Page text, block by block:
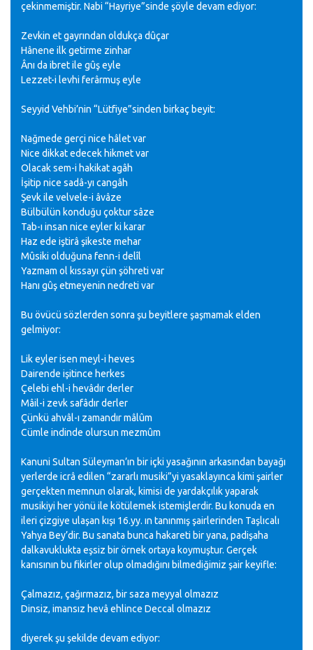
çekinmemiştir. Nabi “Hayriye”sinde şöyle devam ediyor:
Zevkin et gayrından oldukça dûçar
Hânene ilk getirme zinhar
Ânı da ibret ile gûş eyle
Lezzet-i levhi ferârmuş eyle
Seyyid Vehbi’nin “Lütfiye”sinden birkaç beyit:
Nağmede gerçi nice hâlet var
Nice dikkat edecek hikmet var
Olacak sem-i hakikat agâh
İşitip nice sadâ-yı cangâh
Şevk ile velvele-i âvâze
Bülbülün konduğu çoktur sâze
Tab-ı insan nice eyler ki karar
Haz ede iştirâ şikeste mehar
Mûsiki olduğuna fenn-i delîl
Yazmam ol kıssayı çün şöhreti var
Hanı gûş etmeyenin nedreti var
Bu övücü sözlerden sonra şu beyitlere şaşmamak elden
gelmiyor:
Lik eyler isen meyl-i heves
Dairende işitince herkes
Çelebi ehl-i hevâdır derler
Mâil-i zevk safâdır derler
Çünkü ahvâl-ı zamandır mâlûm
Cümle indinde olursun mezmûm
Kanuni Sultan Süleyman’ın bir içki yasağının arkasından bayağı
yerlerde icrâ edilen “zararlı musiki”yi yasaklayınca kimi şairler
gerçekten memnun olarak, kimisi de yardakçılık yaparak
musikiyi her yönü ile kötülemek istemişlerdir. Bu konuda en
ileri çizgiye ulaşan kışı 16.yy. ın tanınmış şairlerinden Taşlıcalı
Yahya Bey’dir. Bu sanata bunca hakareti bir yana, padişaha
dalkavuklukta eşsiz bir örnek ortaya koymuştur. Gerçek
kanısının bu fikirler olup olmadığını bilmediğimiz şair keyifle:
Çalmazız, çağırmazız, bir saza meyyal olmazız
Dinsiz, imansız hevâ ehlince Deccal olmazız
diyerek şu şekilde devam ediyor: